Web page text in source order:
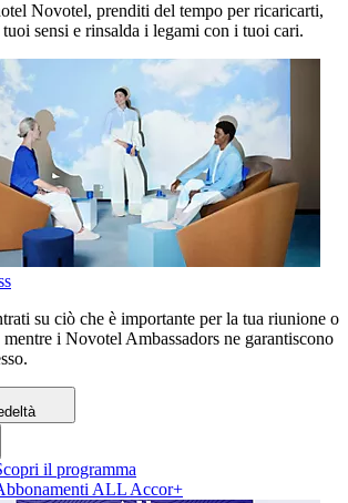
Novotel, prenditi del tempo per ricaricarti,
sensi e rinsalda i legami con i tuoi cari.
su ciò che è importante per la tua riunione o
mentre i Novotel Ambassadors ne garantiscono
il programma
ALL Accor+